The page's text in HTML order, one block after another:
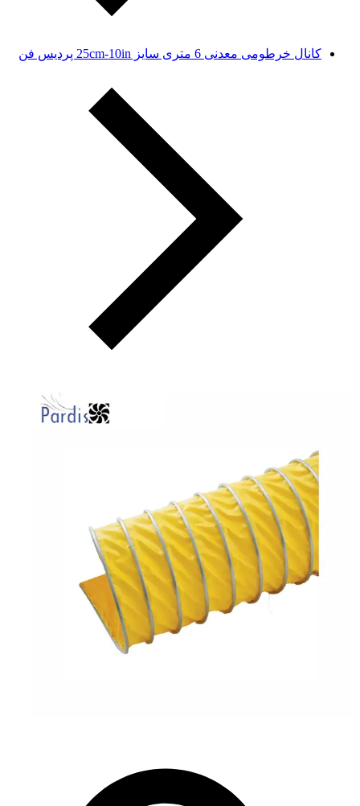
کانال خرطومی معدنی 6 متری سایز 25cm-10in پردیس فن